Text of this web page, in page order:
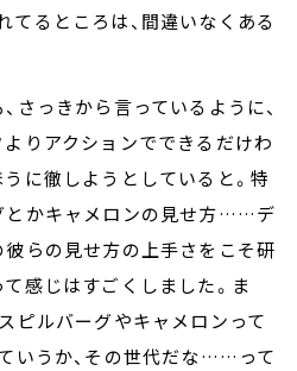
てるところは、間違いなくある
さっきから言っているように、
よりアクションでできるだけわ
に徹しようとしていると。特
とかキャメロンの見せ方……デ
彼らの見せ方の上手さをこそ研
感じはすごくしました。ま
ピルバーグやキャメロンって
ていうか、その世代だな……って